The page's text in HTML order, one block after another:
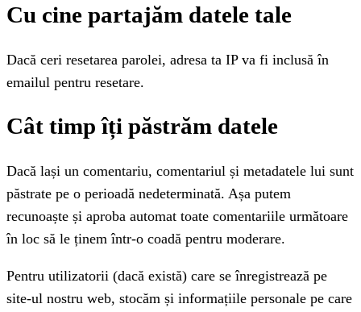
Cu cine partajăm datele tale
Dacă ceri resetarea parolei, adresa ta IP va fi inclusă în
emailul pentru resetare.
Cât timp îți păstrăm datele
Dacă lași un comentariu, comentariul și metadatele lui sunt
păstrate pe o perioadă nedeterminată. Așa putem
recunoaște și aproba automat toate comentariile următoare
în loc să le ținem într-o coadă pentru moderare.
Pentru utilizatorii (dacă există) care se înregistrează pe
site-ul nostru web, stocăm și informațiile personale pe care